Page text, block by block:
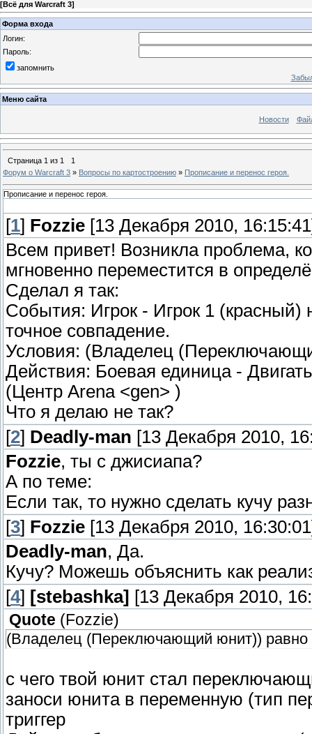
[Всё для Warcraft 3]
Форма входа
Логин:
Пароль:
запомнить
Меню сайта
Новости
Страница 1 из 1
1
Форум о Warcraft 3 » Вопросы по картостроению » Прописание и перенос героя.
Прописание и перенос героя.
[1] Fozzie [13 Декабря 2010,
Всем привет! Возникла проблема,
мгновенно переместится в
Сделал я так:
События: Игрок - Игрок 1 (красный)
точное совпадение.
Условия: (Владелец
Действия: Боевая единица -
(Центр Arena <gen> )
Что я делаю не так?
[2] Deadly-man [13 Декабря 2010,
Fozzie, ты с джисиапа?
А по теме:
Если так, то нужно сделать кучу
[3] Fozzie [13 Декабря 2010,
Deadly-man, Да.
Кучу? Можешь объяснить как
[4] [stebashka] [13 Декабря 2010,
Quote ( Fozzie)
(Владелец (Переключающий юнит)) равно
с чего твой юнит стал
заноси юнита в переменную (тип
триггер